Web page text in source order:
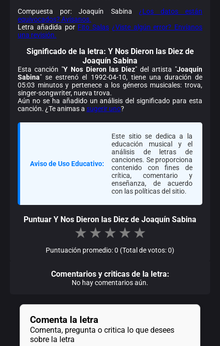
Compuesta por: Joaquín Sabina ¿Los datos están
equivocados? Avísanos.
Letra añadida por Fito Salas ¿Viste algún error? Envíanos
una revisión.
Significado de la letra: Y Nos Dieron las Diez de
Joaquín Sabina
Esta canción "Y Nos Dieron las Diez" del artista "Joaquín
Sabina" se estrenó el 1992-04-10, tiene una duración de
05:03 minutos y pertenece a los géneros musicales: trova,
singer-songwriter, nueva trova.
Aún no se ha añadido un análisis del significado para esta
canción. ¿Te animas a sugerir uno?
Aviso de Uso Educativo:
Este sitio se dedica a la
educación musical y el
análisis de letras de
canciones. Se proporciona
contenido con fines de
crítica, comentario y
enseñanza, de acuerdo
con las políticas del sitio.
Puntuar Y Nos Dieron las Diez de Joaquín Sabina
★ ★ ★ ★ ★
Puntuación promedio: 0 (Total de votos: 0)
Comentarios y criticas de la letra:
No hay comentarios aún.
Comenta la letra
Comenta, pregunta o critica lo que desees
sobre la letra